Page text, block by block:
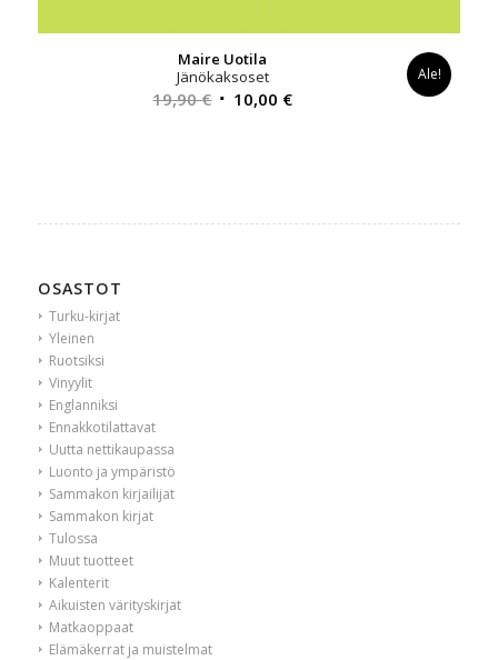
Maire Uotila
Jänökaksoset
19,90€ Alkuperäinen
10,00 €Nykyinen
Ale!
OSASTOT
Turku-kirjat
Yleinen
Ruotsiksi
Vinyylit
Englanniksi
Ennakkotilattavat
Uutta nettikaupassa
Luonto ja ympäristö
Sammakon kirjailijat
Sammakon kirjat
Tulossa
Muut tuotteet
Kalenterit
Aikuisten värityskirjat
Matkaoppaat
Elämäkerrat ja muistelmat